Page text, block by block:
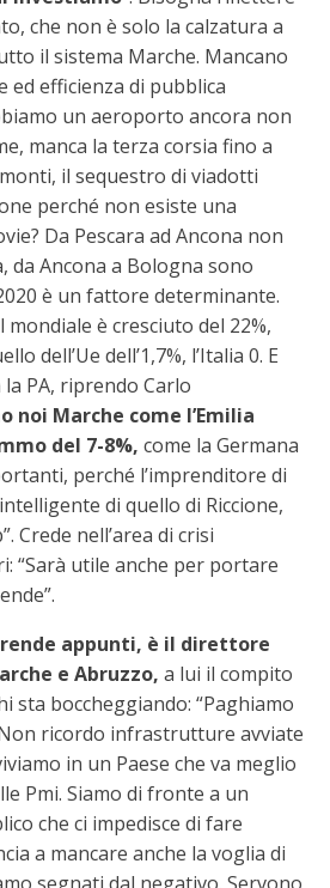
che non è solo la calzatura a
il sistema Marche. Mancano
efficienza di pubblica
un aeroporto ancora non
manca la terza corsia fino a
il sequestro di viadotti
perché non esiste una
Da Pescara ad Ancona non
da Ancona a Bologna sono
è un fattore determinante.
mondiale è cresciuto del 22%,
dell’Ue dell’1,7%, l’Italia 0. E
PA, riprendo Carlo
noi Marche come l’Emilia
del 7-8%, come la Germana
perché l’imprenditore di
di quello di Riccione,
Crede nell’area di crisi
“Sarà utile anche per portare
appunti, è il direttore
e Abruzzo, a lui il compito
sta boccheggiando: “Paghiamo
ricordo infrastrutture avviate
in un Paese che va meglio
Pmi. Siamo di fronte a un
che ci impedisce di fare
a mancare anche la voglia di